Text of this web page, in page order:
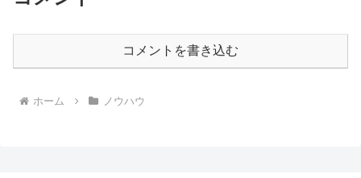
コメントを書き込む
ホーム ノウハウ